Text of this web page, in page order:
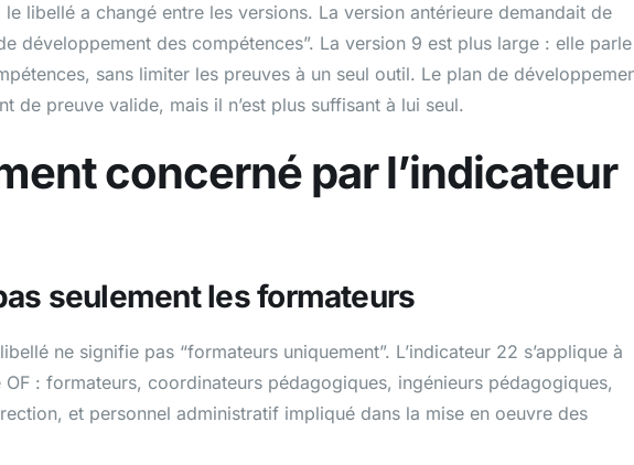
libellé a changé entre les versions. La version antérieure demandait de
développement des compétences”. La version 9 est plus large : elle parle
sans limiter les preuves à un seul outil. Le plan de
de preuve valide, mais il n’est plus suffisant à lui seul.
concerné par l’indicateur
seulement les formateurs
ne signifie pas “formateurs uniquement”. L’indicateur 22 s’applique à
OF : formateurs, coordinateurs pédagogiques, ingénieurs pédagogiques,
et personnel administratif impliqué dans la mise en oeuvre des